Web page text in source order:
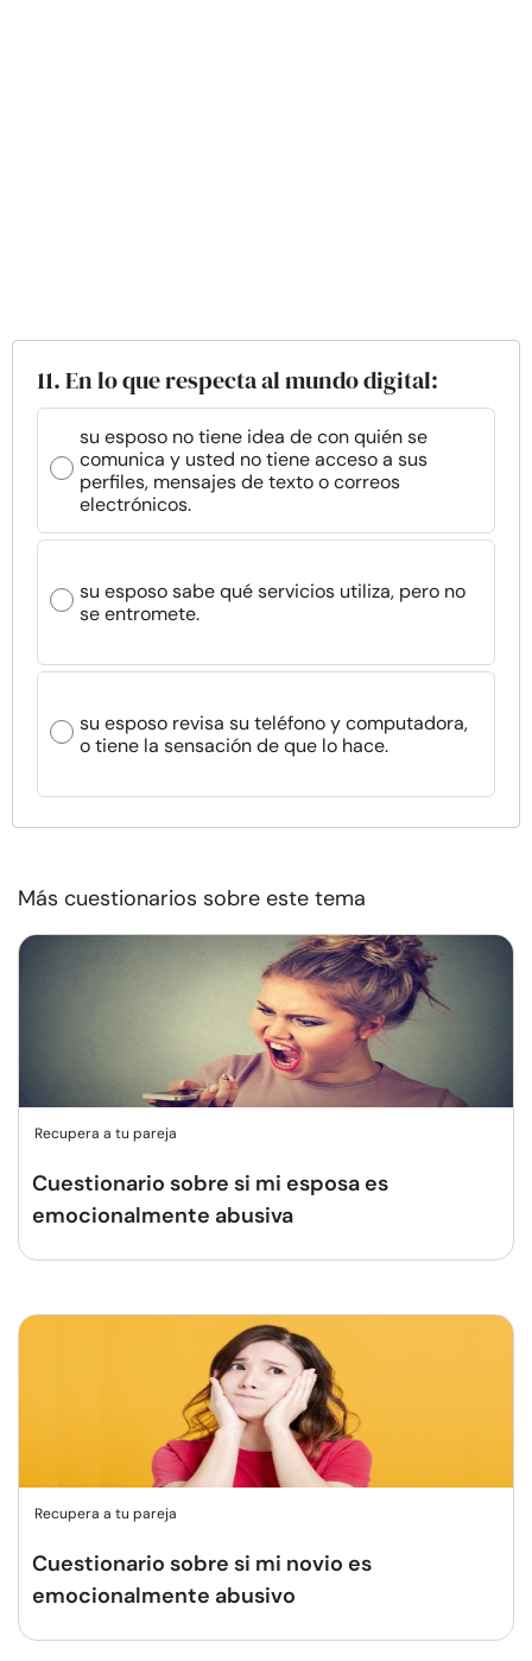
11. En lo que respecta al mundo digital:
su esposo no tiene idea de con quién se
comunica y usted no tiene acceso a sus
perfiles, mensajes de texto o correos
electrónicos.
su esposo sabe qué servicios utiliza, pero no
se entromete.
su esposo revisa su teléfono y computadora,
o tiene la sensación de que lo hace.
Más cuestionarios sobre este tema
Recupera a tu pareja
Cuestionario sobre si mi esposa es
emocionalmente abusiva
Recupera a tu pareja
Cuestionario sobre si mi novio es
emocionalmente abusivo